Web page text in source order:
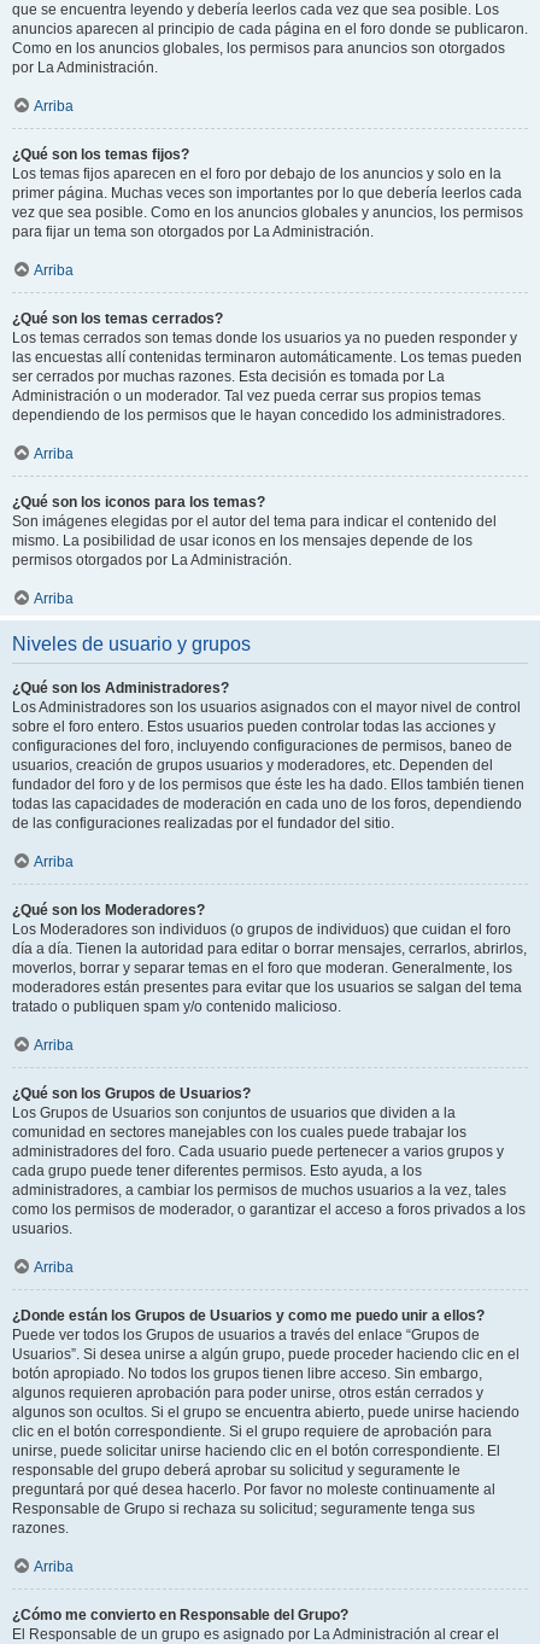
que se encuentra leyendo y debería leerlos cada vez que sea posible. Los
anuncios aparecen al principio de cada página en el foro donde se publicaron.
Como en los anuncios globales, los permisos para anuncios son otorgados
por La Administración.
Arriba
¿Qué son los temas fijos?
Los temas fijos aparecen en el foro por debajo de los anuncios y solo en la
primer página. Muchas veces son importantes por lo que debería leerlos cada
vez que sea posible. Como en los anuncios globales y anuncios, los permisos
para fijar un tema son otorgados por La Administración.
Arriba
¿Qué son los temas cerrados?
Los temas cerrados son temas donde los usuarios ya no pueden responder y
las encuestas allí contenidas terminaron automáticamente. Los temas pueden
ser cerrados por muchas razones. Esta decisión es tomada por La
Administración o un moderador. Tal vez pueda cerrar sus propios temas
dependiendo de los permisos que le hayan concedido los administradores.
Arriba
¿Qué son los iconos para los temas?
Son imágenes elegidas por el autor del tema para indicar el contenido del
mismo. La posibilidad de usar iconos en los mensajes depende de los
permisos otorgados por La Administración.
Arriba
Niveles de usuario y grupos
¿Qué son los Administradores?
Los Administradores son los usuarios asignados con el mayor nivel de control
sobre el foro entero. Estos usuarios pueden controlar todas las acciones y
configuraciones del foro, incluyendo configuraciones de permisos, baneo de
usuarios, creación de grupos usuarios y moderadores, etc. Dependen del
fundador del foro y de los permisos que éste les ha dado. Ellos también tienen
todas las capacidades de moderación en cada uno de los foros, dependiendo
de las configuraciones realizadas por el fundador del sitio.
Arriba
¿Qué son los Moderadores?
Los Moderadores son individuos (o grupos de individuos) que cuidan el foro
día a día. Tienen la autoridad para editar o borrar mensajes, cerrarlos, abrirlos,
moverlos, borrar y separar temas en el foro que moderan. Generalmente, los
moderadores están presentes para evitar que los usuarios se salgan del tema
tratado o publiquen spam y/o contenido malicioso.
Arriba
¿Qué son los Grupos de Usuarios?
Los Grupos de Usuarios son conjuntos de usuarios que dividen a la
comunidad en sectores manejables con los cuales puede trabajar los
administradores del foro. Cada usuario puede pertenecer a varios grupos y
cada grupo puede tener diferentes permisos. Esto ayuda, a los
administradores, a cambiar los permisos de muchos usuarios a la vez, tales
como los permisos de moderador, o garantizar el acceso a foros privados a los
usuarios.
Arriba
¿Donde están los Grupos de Usuarios y como me puedo unir a ellos?
Puede ver todos los Grupos de usuarios a través del enlace “Grupos de
Usuarios”. Si desea unirse a algún grupo, puede proceder haciendo clic en el
botón apropiado. No todos los grupos tienen libre acceso. Sin embargo,
algunos requieren aprobación para poder unirse, otros están cerrados y
algunos son ocultos. Si el grupo se encuentra abierto, puede unirse haciendo
clic en el botón correspondiente. Si el grupo requiere de aprobación para
unirse, puede solicitar unirse haciendo clic en el botón correspondiente. El
responsable del grupo deberá aprobar su solicitud y seguramente le
preguntará por qué desea hacerlo. Por favor no moleste continuamente al
Responsable de Grupo si rechaza su solicitud; seguramente tenga sus
razones.
Arriba
¿Cómo me convierto en Responsable del Grupo?
El Responsable de un grupo es asignado por La Administración al crear el